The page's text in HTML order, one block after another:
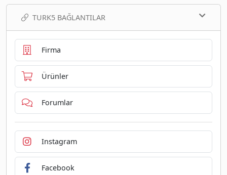
TURK5 BAĞLANTILAR
Firma
Ürünler
Forumlar
Instagram
Facebook